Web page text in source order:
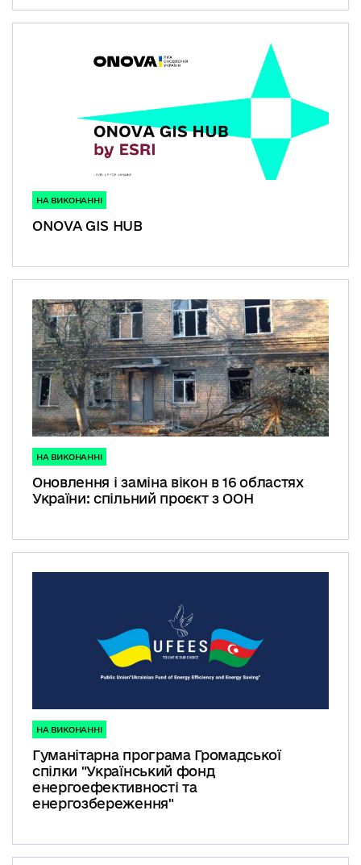
НА ВИКОНАННІ
ONOVA GIS HUB
НА ВИКОНАННІ
Оновлення і заміна вікон в 16 областях
України: спільний проєкт з ООН
НА ВИКОНАННІ
Гуманітарна програма Громадської
спілки "Український фонд
енергоефективності та
енергозбереження"